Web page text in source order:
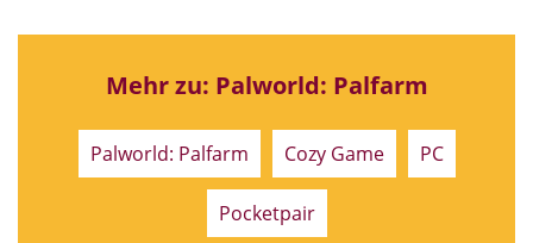
Mehr zu: Palworld: Palfarm
Palworld: Palfarm Cozy Game PC
Pocketpair